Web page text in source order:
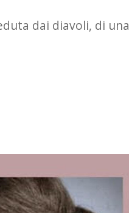
dai diavoli, di una